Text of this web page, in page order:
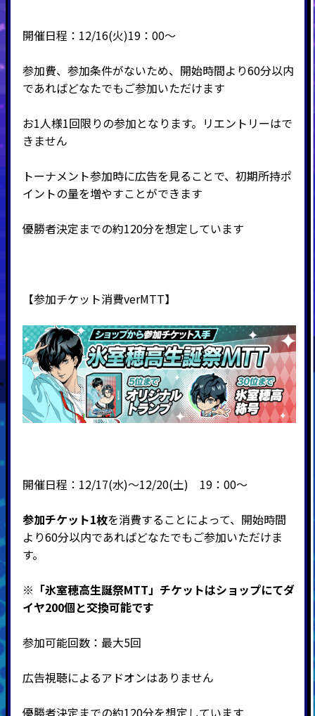
開催日程：12/16(火)19：00～
参加費、参加条件がないため、開始時間より60分以内
であればどなたでもご参加いただけます
お1人様1回限りの参加となります。リエントリーはで
きません
トーナメント参加時に広告を見ることで、初期所持ポ
イントの量を増やすことができます
優勝者決定までの約120分を想定しています
【参加チケット消費verMTT】
開催日程：12/17(水)～12/20(土) 19：00～
参加チケット1枚を消費することによって、開始時間
より60分以内であればどなたでもご参加いただけま
す。
※「氷室穂高生誕祭MTT」チケットはショップにてダ
イヤ200個と交換可能です
参加可能回数：最大5回
広告視聴によるアドオンはありません
優勝者決定までの約120分を想定しています